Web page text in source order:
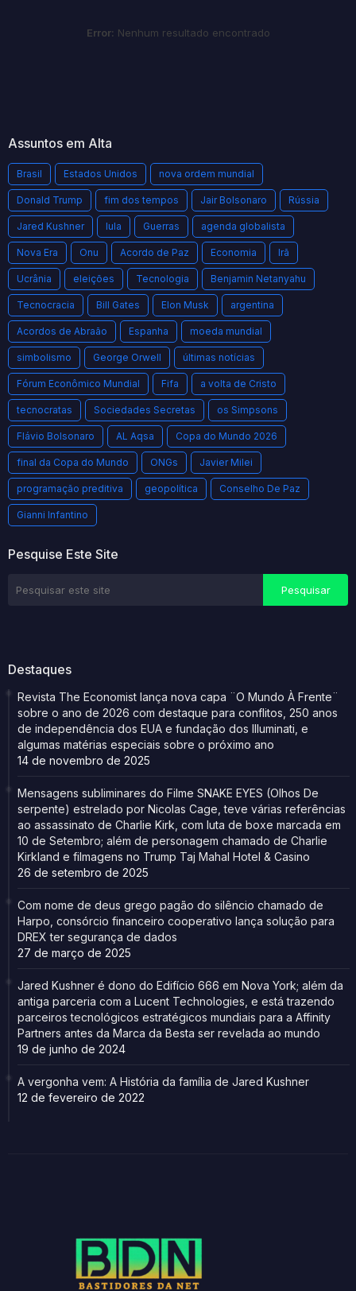
Error: Nenhum resultado encontrado
Assuntos em Alta
Brasil Estados Unidos nova ordem mundial
Donald Trump fim dos tempos Jair Bolsonaro Rússia
Jared Kushner lula Guerras agenda globalista
Nova Era Onu Acordo de Paz Economia Irã
Ucrânia eleições Tecnologia Benjamin Netanyahu
Tecnocracia Bill Gates Elon Musk argentina
Acordos de Abraão Espanha moeda mundial
simbolismo George Orwell últimas notícias
Fórum Econômico Mundial Fifa a volta de Cristo
tecnocratas Sociedades Secretas os Simpsons
Flávio Bolsonaro AL Aqsa Copa do Mundo 2026
final da Copa do Mundo ONGs Javier Milei
programação preditiva geopolítica Conselho De Paz
Gianni Infantino
Pesquise Este Site
Destaques
Revista The Economist lança nova capa ¨O Mundo À Frente¨
sobre o ano de 2026 com destaque para conflitos, 250 anos
de independência dos EUA e fundação dos Illuminati, e
algumas matérias especiais sobre o próximo ano
14 de novembro de 2025
Mensagens subliminares do Filme SNAKE EYES (Olhos De
serpente) estrelado por Nicolas Cage, teve várias referências
ao assassinato de Charlie Kirk, com luta de boxe marcada em
10 de Setembro; além de personagem chamado de Charlie
Kirkland e filmagens no Trump Taj Mahal Hotel & Casino
26 de setembro de 2025
Com nome de deus grego pagão do silêncio chamado de
Harpo, consórcio financeiro cooperativo lança solução para
DREX ter segurança de dados
27 de março de 2025
Jared Kushner é dono do Edifício 666 em Nova York; além da
antiga parceria com a Lucent Technologies, e está trazendo
parceiros tecnológicos estratégicos mundiais para a Affinity
Partners antes da Marca da Besta ser revelada ao mundo
19 de junho de 2024
A vergonha vem: A História da família de Jared Kushner
12 de fevereiro de 2022